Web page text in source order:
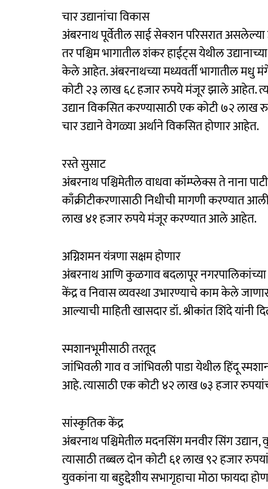
चार उद्यानांचा विकास
अंबरनाथ पूर्वेतील साई सेक्शन परिसरात
तर पश्चिम भागातील शंकर हाईट्स येथील
केले आहेत. अंबरनाथच्या मध्यवर्ती भागातील मधु
कोटी २३ लाख ६८ हजार रुपये मंजूर झाले आहेत.
उद्यान विकसित करण्यासाठी एक कोटी ७२
चार उद्याने वेगळ्या अर्थाने विकसित होणार आहेत.
रस्ते सुसाट
अंबरनाथ पश्चिमेतील वाधवा कॉम्प्लेक्स ते नाना
काँक्रीटीकरणासाठी निधीची मागणी करण्यात आली
लाख ४१ हजार रुपये मंजूर करण्यात आले आहेत.
अग्निशमन यंत्रणा सक्षम होणार
अंबरनाथ आणि कुळगाव बदलापूर
केंद्र व निवास व्यवस्था उभारण्याचे काम केले
आल्याची माहिती खासदार डॉ. श्रीकांत शिंदे यांनी
स्मशानभूमीसाठी तरतूद
जांभिवली गाव व जांभिवली पाडा येथील हिंदू
आहे. त्यासाठी एक कोटी ४२ लाख ७३ हजार
सांस्कृतिक केंद्र
अंबरनाथ पश्चिमेतील मदनसिंग मनवीर सिंग
त्यासाठी तब्बल दोन कोटी ६१ लाख ९२ हजार
युवकांना या बहुद्देशीय सभागृहाचा मोठा फायदा